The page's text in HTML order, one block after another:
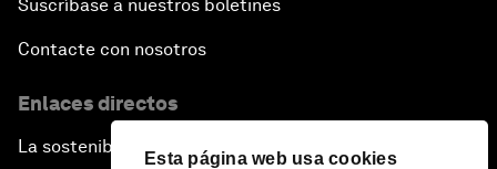
Esta página web usa cookies
Suscríbase a nuestros boletines
Contacte con nosotros
Enlaces directos
La sostenibilidad en el Foro